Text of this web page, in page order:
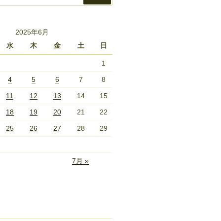
索
2025年6月
水 木 金 土 日
1
4 5 6 7 8
11 12 13 14 15
18 19 20 21 22
25 26 27 28 29
7月 »